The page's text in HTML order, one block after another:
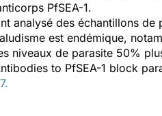
PfSEA-1.
analysé des échantillons
est endémique,
niveaux de parasite 50%
to PfSEA-1 block